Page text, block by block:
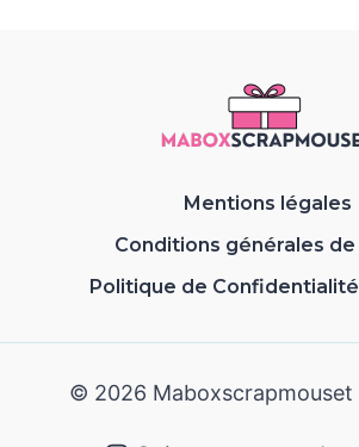
Mentions légales
Conditions générales
Politique de Confidentialité
© 2026 Maboxscrapmouset